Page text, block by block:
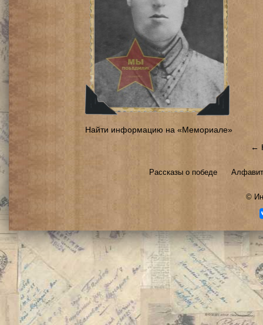
Найти информацию на «Мемориале»
←
Рассказы о победе
©